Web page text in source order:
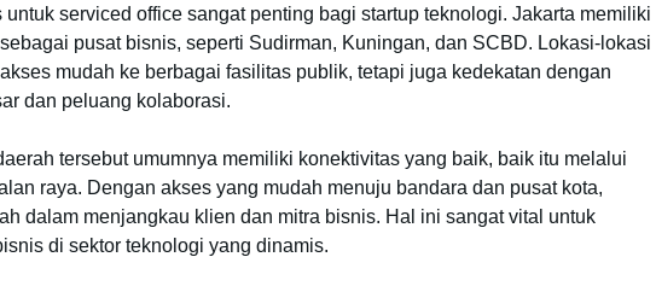
serviced office sangat penting bagi startup teknologi. Jakarta memiliki
pusat bisnis, seperti Sudirman, Kuningan, dan SCBD. Lokasi-lokasi
mudah ke berbagai fasilitas publik, tetapi juga kedekatan dengan
dan peluang kolaborasi.
tersebut umumnya memiliki konektivitas yang baik, baik itu melalui
raya. Dengan akses yang mudah menuju bandara dan pusat kota,
dalam menjangkau klien dan mitra bisnis. Hal ini sangat vital untuk
di sektor teknologi yang dinamis.